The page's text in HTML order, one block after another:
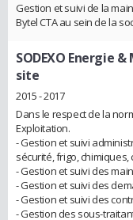
Gestion et suivi de la
Bytel CTA au sein de la
SODEXO Energie
site
2015 - 2017
Dans le respect de la
Exploitation.
- Gestion et suivi
sécurité, frigo,
- Gestion et suivi des
- Gestion et suivi des
- Gestion et suivi des
- Gestion des sous-